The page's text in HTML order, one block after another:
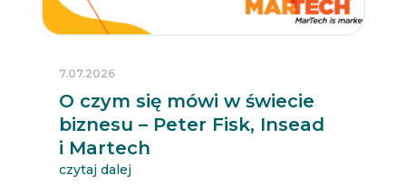
O czym się mówi w świecie
biznesu – Peter Fisk, Insead
i Martech
7.07.2026
czytaj dalej